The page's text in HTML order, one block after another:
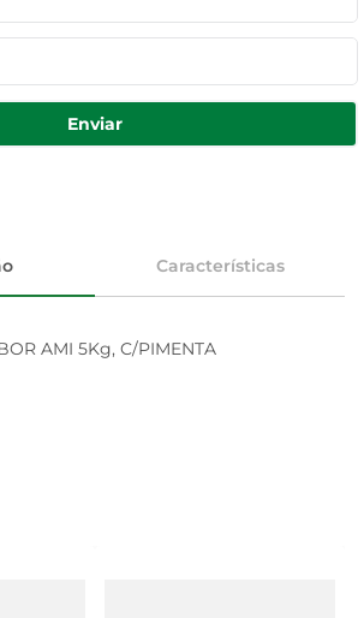
Enviar
Características
AMI 5Kg, C/PIMENTA